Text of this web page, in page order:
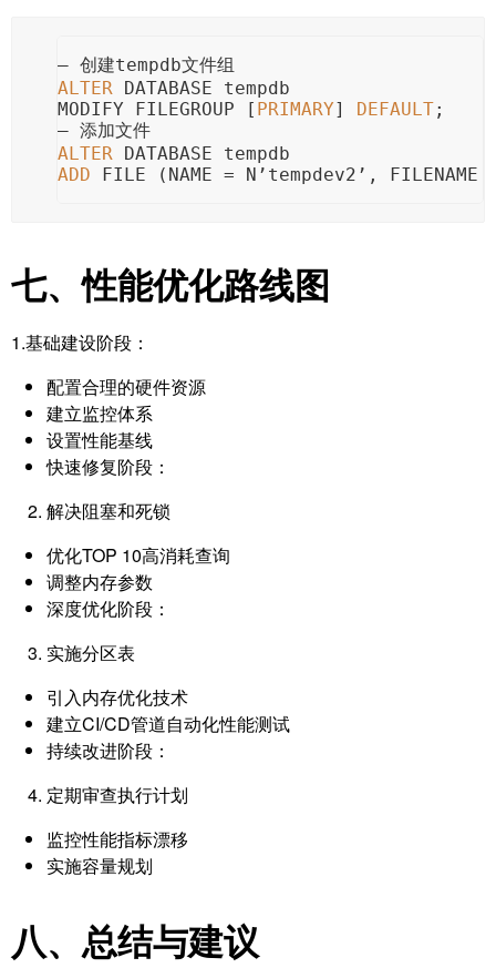
— 创建tempdb文件组
ALTER DATABASE tempdb
MODIFY FILEGROUP [ PRIMARY] DEFAULT;
— 添加文件
ALTER DATABASE tempdb
ADD FILE (NAME = N’tempdev2’, FILENAME
七、性能优化路线图
1.基础建设阶段：
配置合理的硬件资源
建立监控体系
设置性能基线
快速修复阶段：
解决阻塞和死锁
优化TOP 10高消耗查询
调整内存参数
深度优化阶段：
实施分区表
引入内存优化技术
建立CI/CD管道自动化性能测试
持续改进阶段：
定期审查执行计划
监控性能指标漂移
实施容量规划
八、总结与建议